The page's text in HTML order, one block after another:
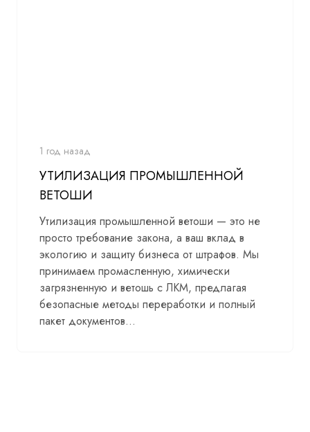
1 год назад
УТИЛИЗАЦИЯ ПРОМЫШЛЕННОЙ
ВЕТОШИ
Утилизация промышленной ветоши — это не
просто требование закона, а ваш вклад в
экологию и защиту бизнеса от штрафов. Мы
принимаем промасленную, химически
загрязненную и ветошь с ЛКМ, предлагая
безопасные методы переработки и полный
пакет документов...